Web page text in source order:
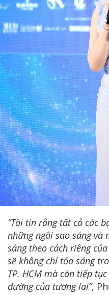
“Tôi tin rằng tất cả các
những ngôi sao sáng và
sáng theo cách riêng
sẽ không chỉ tỏa sáng
TP. HCM mà còn tiếp
đường của tương lai”,